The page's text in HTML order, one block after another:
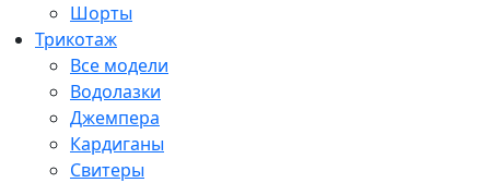
Шорты
Трикотаж
Все модели
Водолазки
Джемпера
Кардиганы
Свитеры